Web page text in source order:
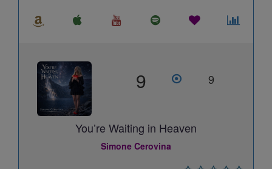
9 9
You’re Waiting in Heaven
Simone Cerovina